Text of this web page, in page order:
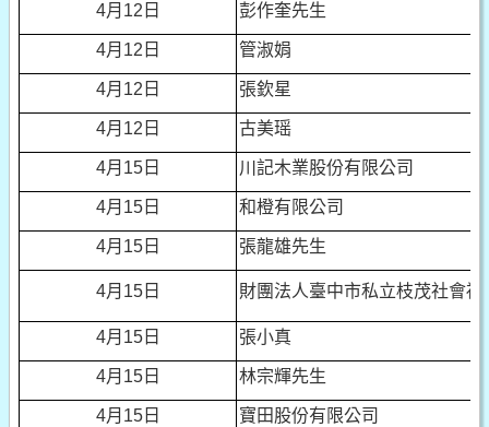
4月12日 彭作奎先生
4月12日 管淑娟
4月12日 張欽星
4月12日 古美瑶
4月15日 川記木業股份有限公司
4月15日 和橙有限公司
4月15日 張龍雄先生
4月15日 財團法人臺中市私立枝茂社會
4月15日 張小真
4月15日 林宗輝先生
4月15日 寶田股份有限公司